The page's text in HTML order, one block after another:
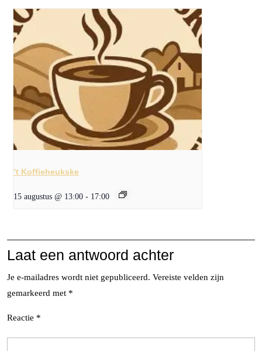
’t Koffieheukske
15 augustus @ 13:00 - 17:00
Laat een antwoord achter
Je e-mailadres wordt niet gepubliceerd. Vereiste velden zijn
gemarkeerd met *
Reactie *